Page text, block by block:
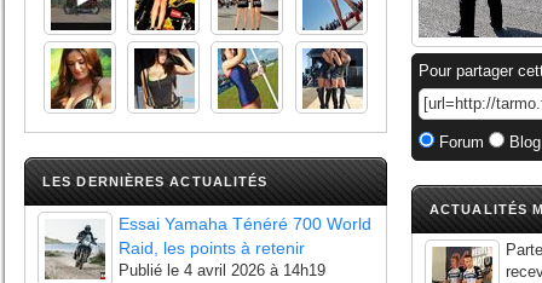
LES DERNIÈRES ACTUALITÉS
Essai Yamaha Ténéré 700 World
Raid, les points à retenir
Publié le 4 avril 2026 à 14h19
Pour partager
Forum
ACTUALITÉS